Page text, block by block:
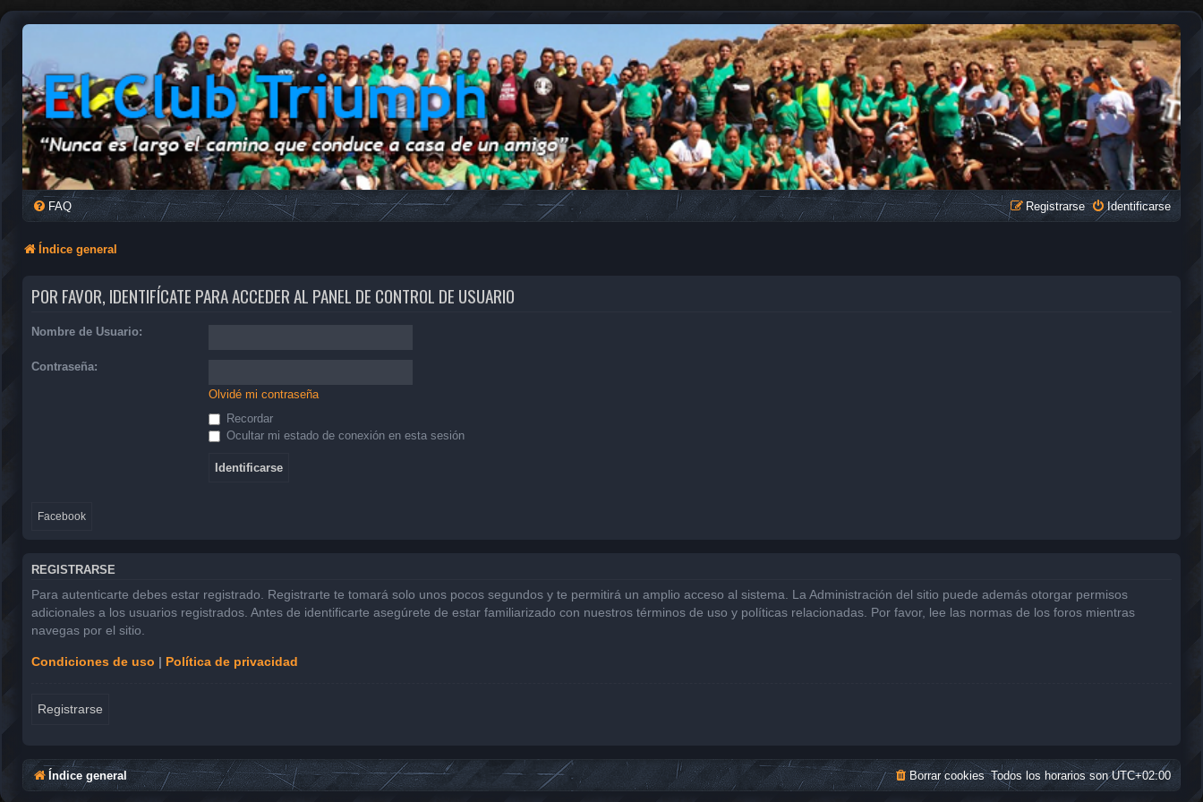
FAQ Identificarse
Registrarse
Índice general
POR FAVOR, IDENTIFÍCATE PARA ACCEDER AL PANEL DE CONTROL DE USUARIO
Nombre de Usuario:
Contraseña:
Olvidé mi contraseña
Recordar
Ocultar mi estado de conexión en esta sesión
Facebook
REGISTRARSE
Para autenticarte debes estar registrado. Registrarte te tomará solo unos pocos segundos y te permitirá un amplio acceso al sistema. La Administración del sitio puede además otorgar permisos
adicionales a los usuarios registrados. Antes de identificarte asegúrete de estar familiarizado con nuestros términos de uso y políticas relacionadas. Por favor, lee las normas de los foros mientras
navegas por el sitio.
Condiciones de uso | Política de privacidad
Registrarse
Índice general Todos los horarios sonUTC+02:00
Borrar cookies